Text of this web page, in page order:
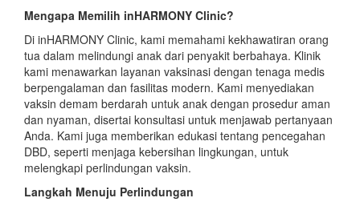
Mengapa Memilih inHARMONY Clinic?
Di inHARMONY Clinic, kami memahami kekhawatiran orang
tua dalam melindungi anak dari penyakit berbahaya. Klinik
kami menawarkan layanan vaksinasi dengan tenaga medis
berpengalaman dan fasilitas modern. Kami menyediakan
vaksin demam berdarah untuk anak dengan prosedur aman
dan nyaman, disertai konsultasi untuk menjawab pertanyaan
Anda. Kami juga memberikan edukasi tentang pencegahan
DBD, seperti menjaga kebersihan lingkungan, untuk
melengkapi perlindungan vaksin.
Langkah Menuju Perlindungan